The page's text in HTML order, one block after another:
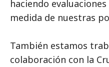
haciendo
medida de nuestras
También estamos
colaboración con la